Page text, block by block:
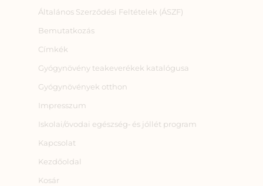
Általános Szerződési Feltételek (ÁSZF)
Bemutatkozás
Címkék
Gyógynövény teakeverékek katalógusa
Gyógynövények otthon
Impresszum
Iskolai/óvodai egészség‑ és jóllét program
Kapcsolat
Kezdőoldal
Kosár